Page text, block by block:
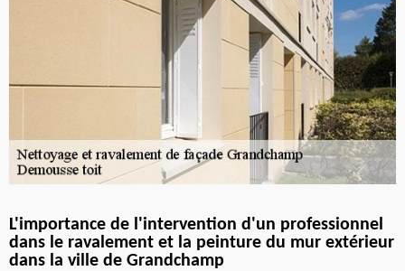
L'importance de l'intervention d'un professionnel
dans le ravalement et la peinture du mur extérieur
dans la ville de Grandchamp